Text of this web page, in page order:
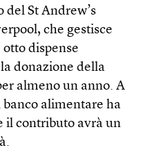
del St Andrew’s
che gestisce
dispense
donazione della
almeno un anno. A
alimentare ha
il contributo avrà un